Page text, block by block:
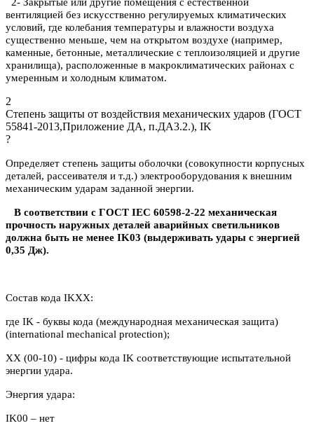
вентиляцией без искусственно регулируемых климатических
условий, где колебания температуры и влажности воздуха
существенно меньше, чем на открытом воздухе (например,
каменные, бетонные, металлические с теплоизоляцией и другие
хранилища), расположенные в макроклиматических районах с
умеренным и холодным климатом.
2
Степень защиты от воздействия механических ударов (ГОСТ
55841-2013,Приложение ДА, п.ДА3.2.), IK
?
Определяет степень защиты оболочки (совокупности корпусных
деталей, рассеивателя и т.д.) электрооборудования к внешним
механическим ударам заданной энергии.
В соответствии с ГОСТ IEC 60598-2-22 механическая
прочность наружных деталей аварийных светильников
должна быть не менее IK03 (выдерживать удары с энергией
0,35 Дж).
Состав кода IKXX:
где IK - буквы кода (международная механическая защита)
(international mechanical protection);
XX (00-10) - цифры кода IK соответствующие испытательной
энергии удара.
Энергия удара:
IK00 – нет